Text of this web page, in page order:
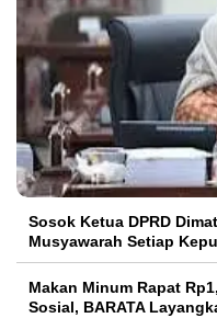
Sosok Ketua DPRD
Musyawarah Setiap
Makan Minum Rapat
Sosial, BARATA